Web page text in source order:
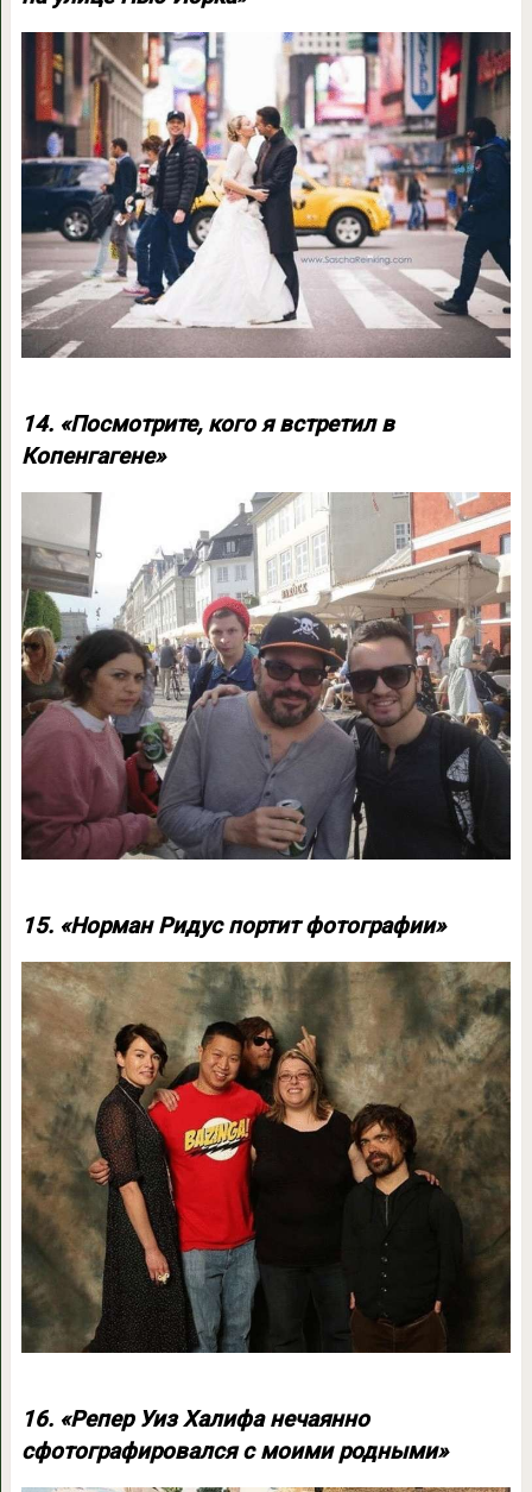
14. «Посмотрите, кого я встретил в
Копенгагене»
15. «Норман Ридус портит фотографии»
16. «Репер Уиз Халифа нечаянно
сфотографировался с моими родными»